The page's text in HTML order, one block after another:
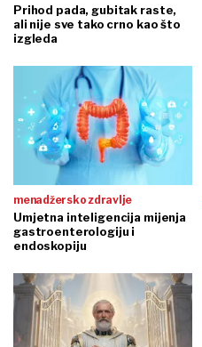
Prihod pada, gubitak raste,
ali nije sve tako crno kao što
izgleda
menadžersko zdravlje
Umjetna inteligencija mijenja
gastroenterologiju i
endoskopiju